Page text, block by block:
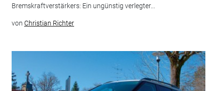
Bremskraftverstärkers: Ein ungünstig verlegter...
von Christian Richter